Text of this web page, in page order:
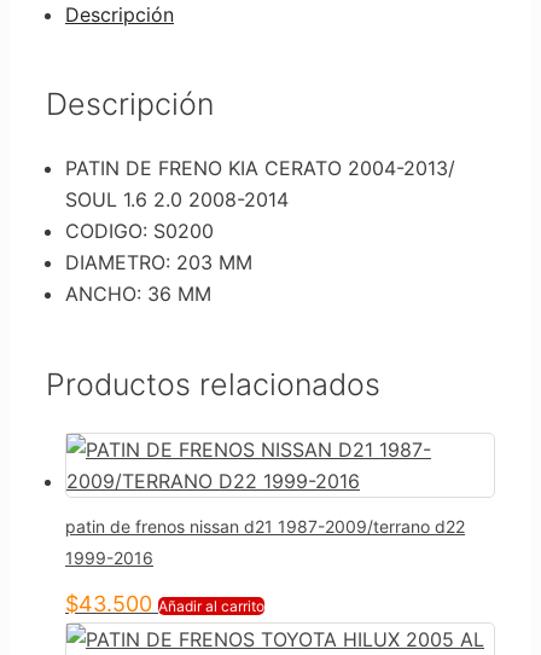
Descripción
Descripción
PATIN DE FRENO KIA CERATO 2004-2013/
SOUL 1.6 2.0 2008-2014
CODIGO: S0200
DIAMETRO: 203 MM
ANCHO: 36 MM
Productos relacionados
patin de frenos nissan d21 1987-2009/terrano d22
1999-2016
$43.500 Añadir al carrito